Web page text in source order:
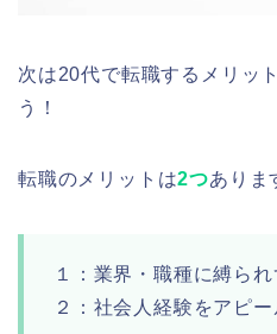
次は20代で転職するメリッ
う！
転職のメリットは2つありま
１：業界・職種に縛ら
２：社会人経験をアピー